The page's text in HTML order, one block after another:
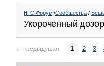
НГС.Форум /Сообщества /
Укороченный дозор
← предыдущая 1 2 3